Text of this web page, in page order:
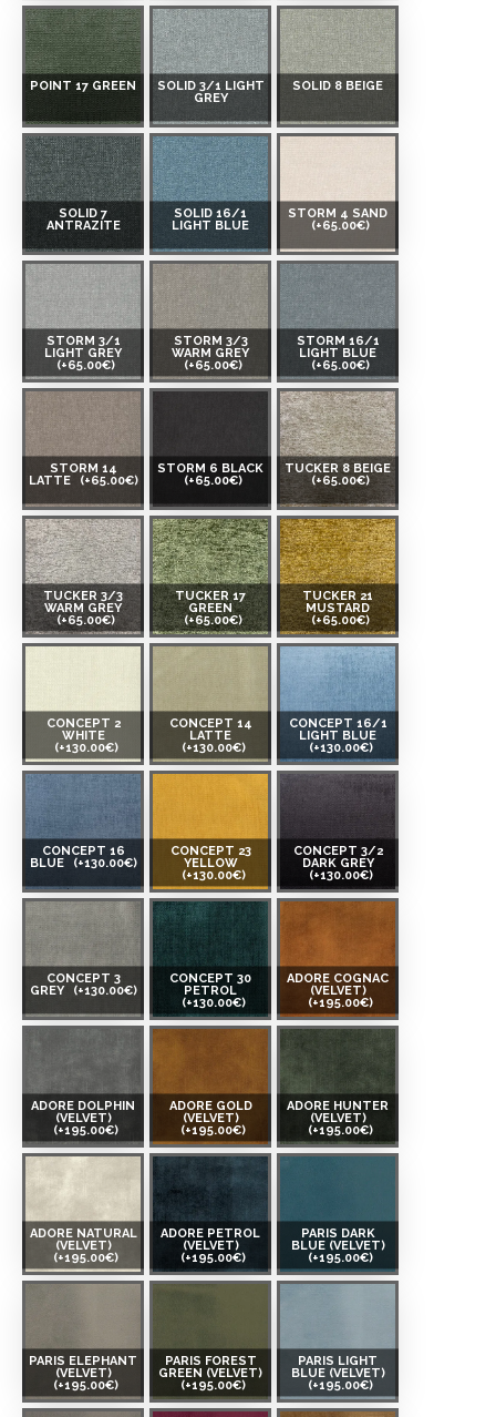
POINT 17 GREEN
SOLID 3/1 LIGHT
GREY
SOLID 8 BEIGE
SOLID 7
ANTRAZITE
SOLID 16/1
LIGHT BLUE
STORM 4 SAND
(+65.00€)
STORM 3/1
LIGHT GREY
(+65.00€)
STORM 3/3
WARM GREY
(+65.00€)
STORM 16/1
LIGHT BLUE
(+65.00€)
STORM 14
LATTE
(+65.00€)
STORM 6 BLACK
(+65.00€)
TUCKER 8 BEIGE
(+65.00€)
TUCKER 3/3
WARM GREY
(+65.00€)
TUCKER 17
GREEN
(+65.00€)
TUCKER 21
MUSTARD
(+65.00€)
CONCEPT 2
WHITE
(+130.00€)
CONCEPT 14
LATTE
(+130.00€)
CONCEPT 16/1
LIGHT BLUE
(+130.00€)
CONCEPT 16
BLUE
(+130.00€)
CONCEPT 23
YELLOW
(+130.00€)
CONCEPT 3/2
DARK GREY
(+130.00€)
CONCEPT 3
GREY
(+130.00€)
CONCEPT 30
PETROL
(+130.00€)
ADORE COGNAC
(VELVET)
(+195.00€)
ADORE DOLPHIN
(VELVET)
(+195.00€)
ADORE GOLD
(VELVET)
(+195.00€)
ADORE HUNTER
(VELVET)
(+195.00€)
ADORE NATURAL
(VELVET)
(+195.00€)
ADORE PETROL
(VELVET)
(+195.00€)
PARIS DARK
BLUE (VELVET)
(+195.00€)
PARIS ELEPHANT
(VELVET)
(+195.00€)
PARIS FOREST
GREEN (VELVET)
(+195.00€)
PARIS LIGHT
BLUE (VELVET)
(+195.00€)